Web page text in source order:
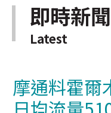
即時新聞
Latest
摩通料霍爾